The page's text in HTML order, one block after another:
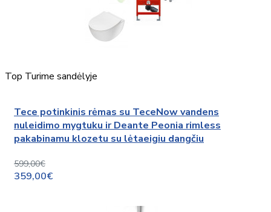
Top Turime sandėlyje
Tece potinkinis rėmas su TeceNow vandens
nuleidimo mygtuku ir Deante Peonia rimless
pakabinamu klozetu su lėtaeigiu dangčiu
599,00€
359,00€